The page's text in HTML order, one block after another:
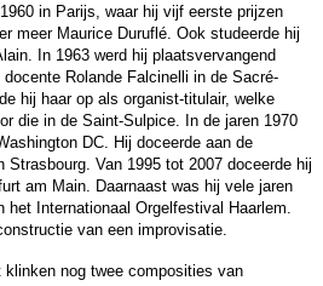
in Parijs, waar hij vijf eerste prijzen
meer Maurice Duruflé. Ook studeerde hij
In 1963 werd hij plaatsvervangend
Rolande Falcinelli in de Sacré-
hij haar op als organist-titulair, welke
die in de Saint-Sulpice. In de jaren 1970
DC. Hij doceerde aan de
Van 1995 tot 2007 doceerde hij
am Main. Daarnaast was hij vele jaren
Internationaal Orgelfestival Haarlem.
van een improvisatie.
nog twee composities van